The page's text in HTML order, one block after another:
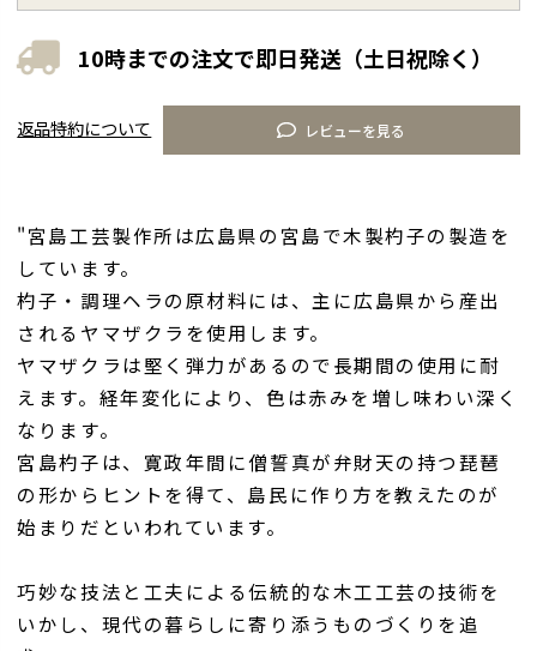
10時までの注文で即日発送（土日祝除く）
レビューを見る
返品特約について
"宮島工芸製作所は広島県の宮島で木製杓子の製造を
しています。
杓子・調理ヘラの原材料には、主に広島県から産出
されるヤマザクラを使用します。
ヤマザクラは堅く弾力があるので長期間の使用に耐
えます。経年変化により、色は赤みを増し味わい深く
なります。
宮島杓子は、寛政年間に僧誓真が弁財天の持つ琵琶
の形からヒントを得て、島民に作り方を教えたのが
始まりだといわれています。
巧妙な技法と工夫による伝統的な木工工芸の技術を
いかし、現代の暮らしに寄り添うものづくりを追